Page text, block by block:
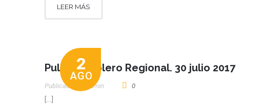
LEER MÁS
2
AGO
Pulso Petrolero Regional. 30 julio 2017
Publicado por Admin 0
[…]